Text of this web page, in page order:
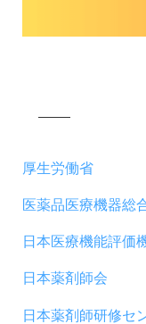
厚生労働省
医薬品医療機器総
日本医療機能評価
日本薬剤師会
日本薬剤師研修セ